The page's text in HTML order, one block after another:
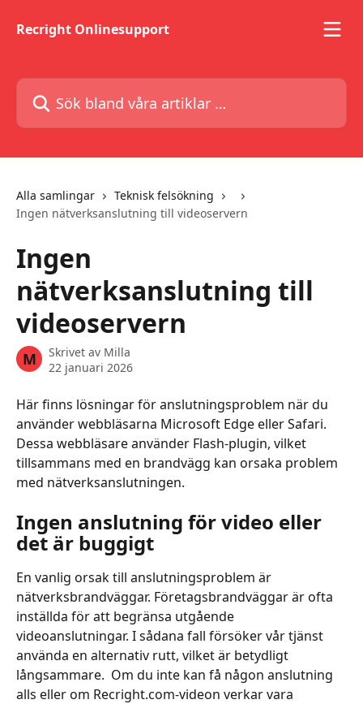
Recright Onlinesupport
Sök bland våra artiklar …
Alla samlingar
Teknisk felsökning
Ingen nätverksanslutning till videoservern
Ingen
nätverksanslutning till
videoservern
M Skrivet av Milla
22 januari 2026
Här finns lösningar för anslutningsproblem när du
använder webbläsarna Microsoft Edge eller Safari.
Dessa webbläsare använder Flash-plugin, vilket
tillsammans med en brandvägg kan orsaka problem
med nätverksanslutningen.
Ingen anslutning för video eller
det är buggigt
En vanlig orsak till anslutningsproblem är
nätverksbrandväggar. Företagsbrandväggar är ofta
inställda för att begränsa utgående
videoanslutningar. I sådana fall försöker vår tjänst
använda en alternativ rutt, vilket är betydligt
långsammare. ​ Om du inte kan få någon anslutning
alls eller om Recright.com-videon verkar vara